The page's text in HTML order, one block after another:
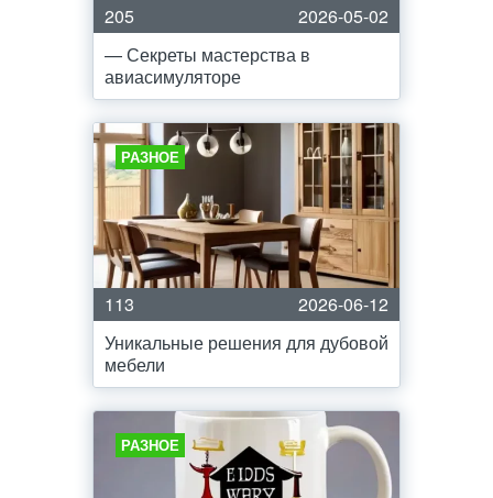
205
2026-05-02
— Секреты мастерства в
авиасимуляторе
РАЗНОЕ
113
2026-06-12
Уникальные решения для дубовой
мебели
РАЗНОЕ